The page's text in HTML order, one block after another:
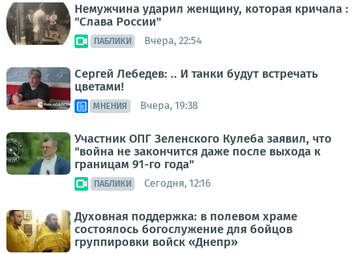
Немужчина ударил женщину, которая кричала :
"Слава России"
ПАБЛИКИ Вчера, 22:54
Сергей Лебедев: .. И танки будут встречать
цветами!
МНЕНИЯ Вчера, 19:38
Участник ОПГ Зеленского Кулеба заявил, что
"война не закончится даже после выхода к
границам 91-го года"
ПАБЛИКИ Сегодня, 12:16
Духовная поддержка: в полевом храме
состоялось богослужение для бойцов
группировки войск «Днепр»